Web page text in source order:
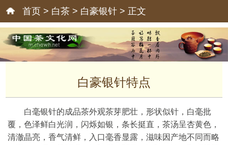
首页 > 白茶 > 白豪银针 > 正文
白豪银针特点
白毫银针的成品茶外观茶芽肥壮，形状似针，白毫批
覆，色泽鲜白光润，闪烁如银，条长挺直，茶汤呈杏黄色，
清澈晶亮，香气清鲜，入口毫香显露，滋味因产地不同而略